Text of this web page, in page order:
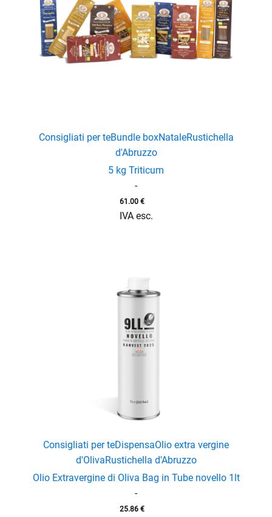
Consigliati per teBundle boxNataleRustichella
d'Abruzzo
5 kg Triticum
-
61.00 €
IVA esc.
Consigliati per teDispensaOlio extra vergine
d'OlivaRustichella d'Abruzzo
Olio Extravergine di Oliva Bag in Tube novello 1lt
-
25.86 €